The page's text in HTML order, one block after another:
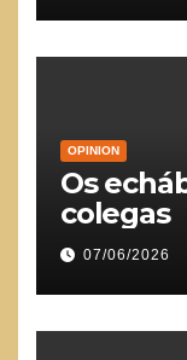
OPINION
Os
colegas
07/06/2026